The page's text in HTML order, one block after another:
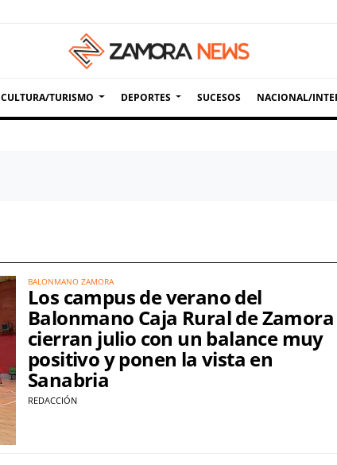
CULTURA/TURISMO DEPORTES SUCESOS NACIONAL/
BALONMANO ZAMORA
Los campus de verano del
Balonmano Caja Rural de Zamora
cierran julio con un balance muy
positivo y ponen la vista en
Sanabria
REDACCIÓN